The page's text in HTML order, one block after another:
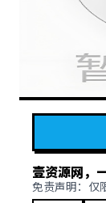
壹资源网，
免责声明：仅